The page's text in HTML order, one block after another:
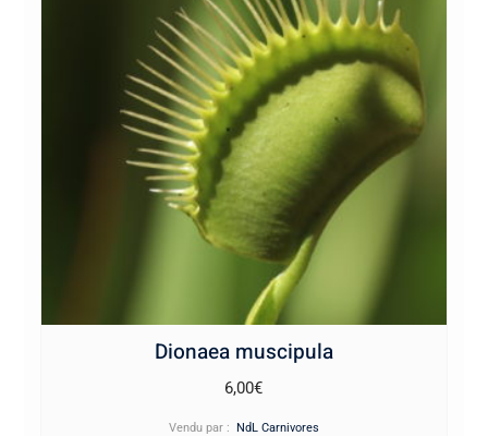
Dionaea muscipula
6,00€
Vendu par : NdL Carnivores